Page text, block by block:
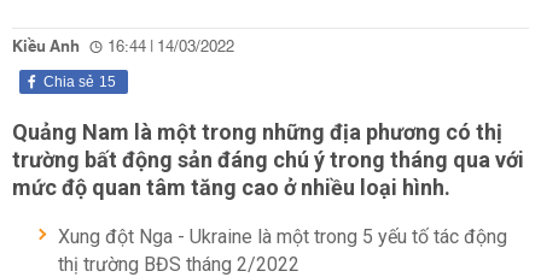
Kiều Anh 16:44 | 14/03/2022
15
Chia sẻ
Quảng Nam là một trong những địa phương có thị
trường bất động sản đáng chú ý trong tháng qua với
mức độ quan tâm tăng cao ở nhiều loại hình.
Xung đột Nga - Ukraine là một trong 5 yếu tố tác động
thị trường BĐS tháng 2/2022